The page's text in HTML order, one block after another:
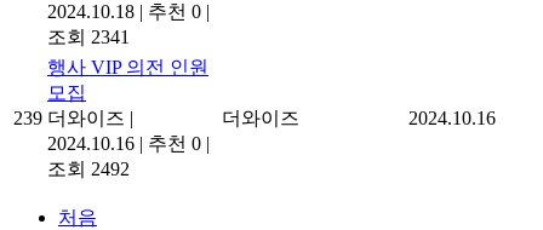
2024.10.18 | 추천 0 |
조회 2341
239
행사 VIP 의전 인원
모집
더와이즈 |
2024.10.16 | 추천 0 |
조회 2492
더와이즈 2024.10.16
처음